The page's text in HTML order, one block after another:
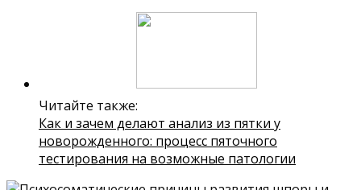
Читайте также:
Как и зачем делают анализ из пятки у
новорожденного: процесс пяточного
тестирования на возможные патологии